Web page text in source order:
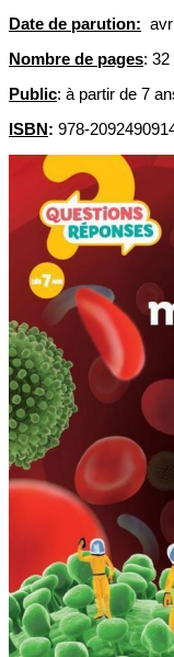
Date de parution:
Nombre de pages: 32
Public: à partir de 7
ISBN: 978-